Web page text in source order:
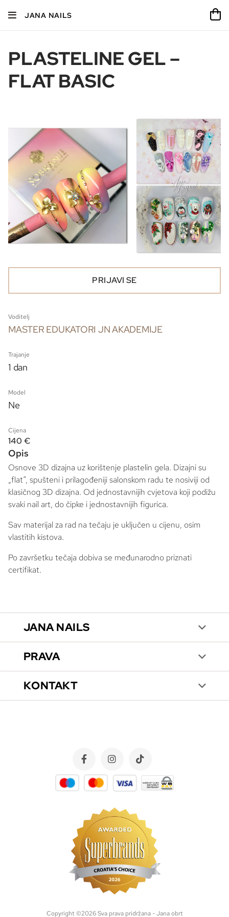
JANA NAILS
PLASTELINE GEL –
FLAT BASIC
PRIJAVI SE
Voditelj
MASTER EDUKATORI JN AKADEMIJE
Trajanje
1 dan
Model
Ne
Cijena
140 €
Opis
Osnove 3D dizajna uz korištenje plastelin gela. Dizajni su
„flat“, spušteni i prilagođeniji salonskom radu te nosiviji od
klasičnog 3D dizajna. Od jednostavnijih cvjetova koji podižu
svaki nail art, do čipke i jednostavnijih figurica.
Sav materijal za rad na tečaju je uključen u cijenu, osim
vlastitih kistova.
Po završetku tečaja dobiva se međunarodno priznati
certifikat.
JANA NAILS
PRAVA
KONTAKT
Copyright ©2026 Sva prava pridržana - Jana obrt